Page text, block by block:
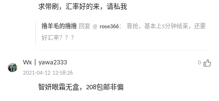
求带刷，汇率好的来，请私我
撸羊毛的撸撸 回复 @ rose366： 靠抢，基本上5分钟结束，还要
好汇率？？？
Wx丨yawa2333
0
2021-04-12 12:58:26
智妍眼霜无盒，208包邮非偏